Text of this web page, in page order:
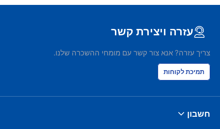
עזרה ויצירת קשר
צריך עזרה? אנא צור קשר עם מומחי ההשכרה שלנו.
תמיכת לקוחות
חשבון